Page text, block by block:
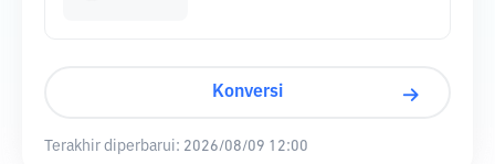
Konversi
Terakhir diperbarui: 2026/08/09 12:00